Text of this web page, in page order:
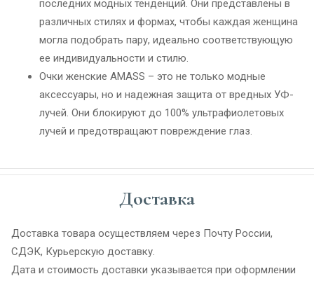
последних модных тенденций. Они представлены в
различных стилях и формах, чтобы каждая женщина
могла подобрать пару, идеально соответствующую
ее индивидуальности и стилю.
Очки женские AMASS – это не только модные
аксессуары, но и надежная защита от вредных УФ-
лучей. Они блокируют до 100% ультрафиолетовых
лучей и предотвращают повреждение глаз.
Доставка
Доставка товара осуществляем через Почту России,
СДЭК, Курьерскую доставку.
Дата и стоимость доставки указывается при оформлении